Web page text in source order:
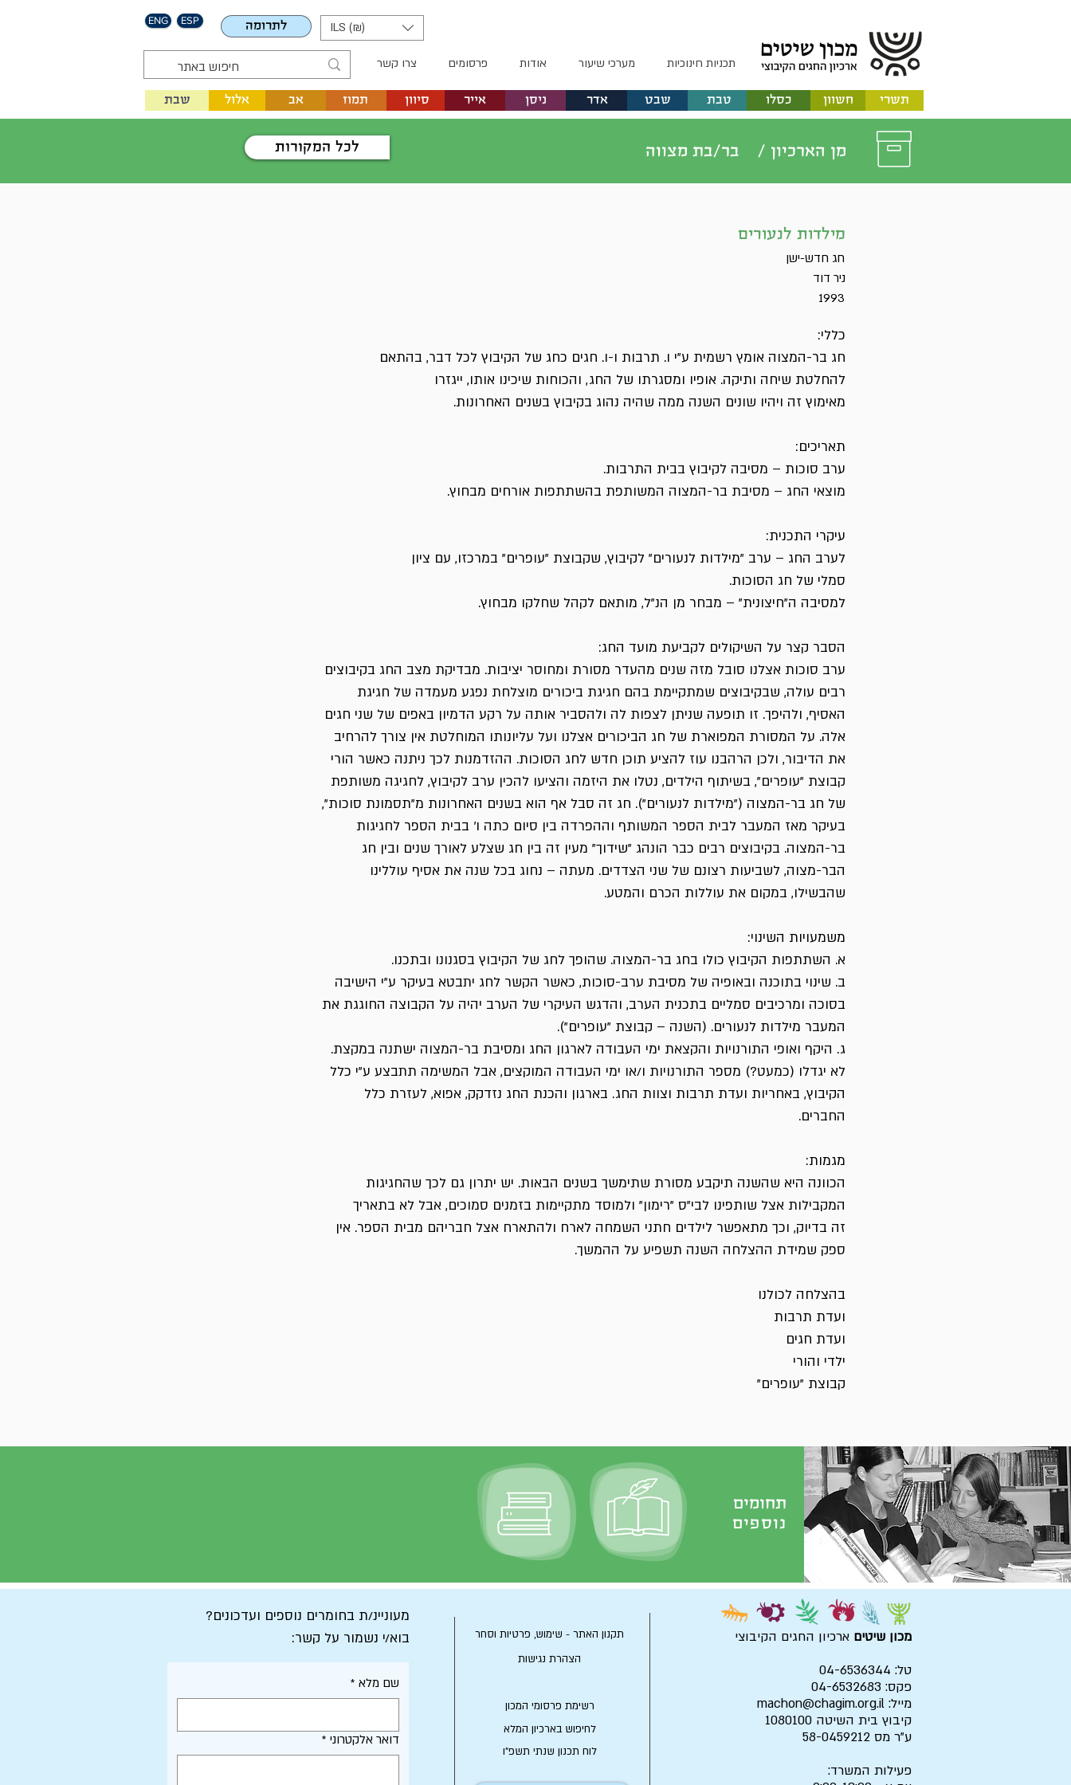
ENG ESP לתרומה ILS (₪)
תכניות חינוכיות מערכי שיעור אודות פרסומים צרו קשר
אלול שבת תמוז אב ניסן סיוון אדר טבת שבט חשוון תשרי כסלו אייר
לכל המקורות בר/בת מצווה מן הארכיון /
מילדות לנעורים
חג חדש-ישן
ניר דוד
1993
כללי:
חג בר-המצוה אומץ רשמית ע"י ו. תרבות ו-ו. חגים כחג של הקיבוץ לכל דבר, בהתאם
להחלטת שיחה ותיקה. אופיו ומסגרתו של החג, והכוחות שיכינו אותו, ייגזרו
מאימוץ זה ויהיו שונים השנה ממה שהיה נהוג בקיבוץ בשנים האחרונות.
תאריכים:
ערב סוכות – מסיבה לקיבוץ בבית התרבות.
מוצאי החג – מסיבת בר-המצוה המשותפת בהשתתפות אורחים מבחוץ.
עיקרי התכנית:
לערב החג – ערב "מילדות לנעורים" לקיבוץ, שקבוצת "עופרים" במרכזו, עם ציון
סמלי של חג הסוכות.
למסיבה ה"חיצונית" – מבחר מן הנ"ל, מותאם לקהל שחלקו מבחוץ.
הסבר קצר על השיקולים לקביעת מועד החג:
ערב סוכות אצלנו סובל מזה שנים מהעדר מסורת ומחוסר יציבות. מבדיקת מצב החג בקיבוצים
רבים עולה, שבקיבוצים שמתקיימת בהם חגיגת ביכורים מוצלחת נפגע מעמדה של חגיגת
האסיף, ולהיפך. זו תופעה שניתן לצפות לה ולהסביר אותה על רקע הדמיון באפים של שני חגים
אלה. על המסורת המפוארת של חג הביכורים אצלנו ועל עליונותו המוחלטת אין צורך להרחיב
את הדיבור, ולכן הרהבנו עוז להציע תוכן חדש לחג הסוכות. ההזדמנות לכך ניתנה כאשר הורי
קבוצת "עופרים", בשיתוף הילדים, נטלו את היזמה והציעו להכין ערב לקיבוץ, לחגיגה משותפת
של חג בר-המצוה ("מילדות לנעורים"). חג זה סבל אף הוא בשנים האחרונות מ"תסמונת סוכות",
בעיקר מאז המעבר לבית הספר המשותף וההפרדה בין סיום כתה ו' בבית הספר לחגיגות
בר-המצוה. בקיבוצים רבים כבר הונהג "שידוך" מעין זה בין חג שצלע לאורך שנים ובין חג
הבר-מצוה, לשביעות רצונם של שני הצדדים. מעתה – נחוג בכל שנה את אסיף עוללינו
שהבשילו, במקום את עוללות הכרם והמטע.
משמעויות השינוי:
א. השתתפות הקיבוץ כולו בחג בר-המצוה. שהופך לחג של הקיבוץ בסגנונו ובתכנו.
ב. שינוי בתוכנה ובאופיה של מסיבת ערב-סוכות, כאשר הקשר לחג יתבטא בעיקר ע"י הישיבה
בסוכה ומרכיבים סמליים בתכנית הערב, והדגש העיקרי של הערב יהיה על הקבוצה החוגגת את
המעבר מילדות לנעורים. (השנה – קבוצת "עופרים").
ג. היקף ואופי התורנויות והקצאת ימי העבודה לארגון החג ומסיבת בר-המצוה ישתנה במקצת.
לא יגדלו (כמעט?) מספר התורנויות ו/או ימי העבודה המוקצים, אבל המשימה תתבצע ע"י כלל
הקיבוץ, באחריות ועדת תרבות וצוות החג. בארגון והכנת החג נזדקק, אפוא, לעזרת כלל
החברים.
מגמות:
הכוונה היא שהשנה תיקבע מסורת שתימשך בשנים הבאות. יש יתרון גם לכך שהחגיגות
המקבילות אצל שותפינו לבי"ס "רימון" ולמוסד מתקיימות בזמנים סמוכים, אבל לא בתאריך
זה בדיוק, וכך מתאפשר לילדים חתני השמחה לארח ולהתארח אצל חבריהם מבית הספר. אין
ספק שמידת ההצלחה השנה תשפיע על ההמשך.
בהצלחה לכולנו
ועדת תרבות
ועדת חגים
ילדי והורי
קבוצת "עופרים"
תחומים
נוספים
מעוניינ/ת בחומרים נוספים ועדכונים?
בוא/י נשמור על קשר:
שם מלא *
דואר אלקטרוני *
תקנון האתר - שימוש, פרטיות וסחר
הצהרת נגישות
רשימת פרסומי המכון
לחיפוש בארכיון המלא
לוח תכנון שנתי תשפ"ו
מכון שיטים ארכיון החגים הקיבוצי
טל: 04-6536344
פקס: 04-6532683
מייל: machon@chagim.org.il
קיבוץ בית השיטה 1080100
ע"ר מס 58-0459212
פעילות המשרד: